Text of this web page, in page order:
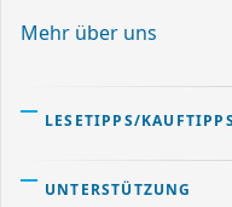
Mehr über uns
LESETIPPS/KAUFTIPPS
UNTERSTÜTZUNG